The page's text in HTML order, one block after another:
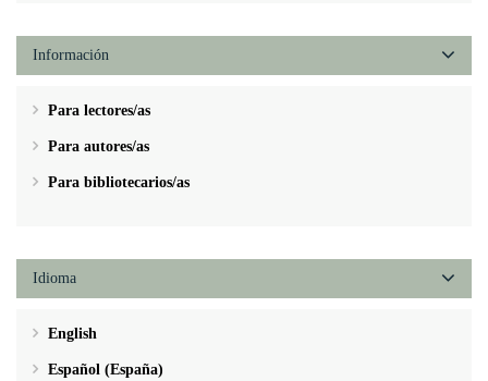
Información
Para lectores/as
Para autores/as
Para bibliotecarios/as
Idioma
English
Español (España)